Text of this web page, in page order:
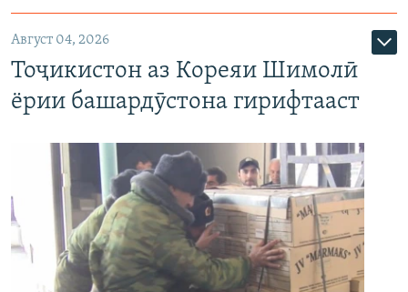
Август 04, 2026
Тоҷикистон аз Кореяи Шимолӣ
ёрии башардӯстона гирифтааст